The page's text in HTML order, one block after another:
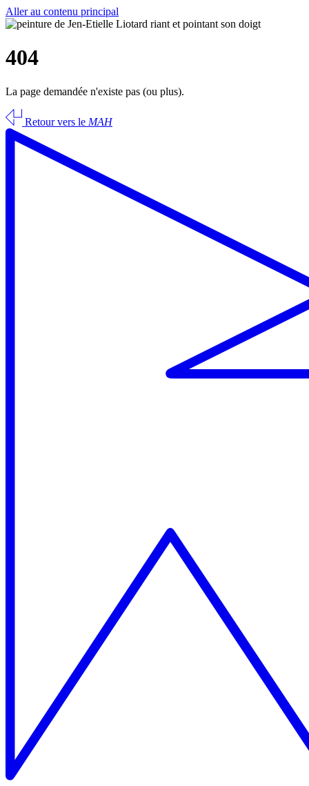
Aller au contenu principal
404
La page demandée n'existe pas (ou plus).
Retour vers le MAH